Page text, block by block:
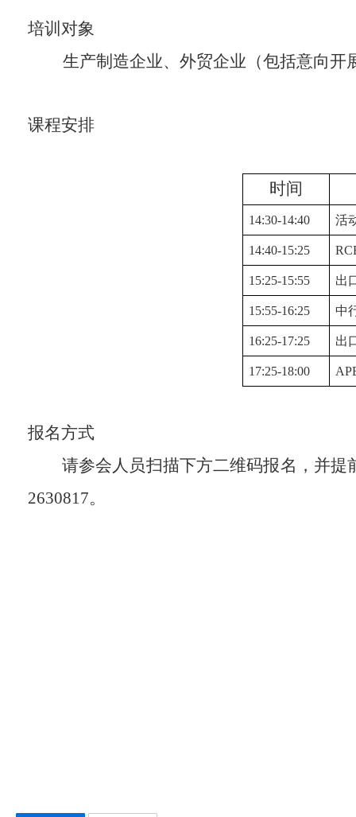
培训 对象
生产制造企业、 外贸企业 （包括意向
课程安排
时间
14:30-14:40 活
14:40-15:25
15:25-15:55 出
15:55-16:25 中
16:25-17:25 出
17:25-18:00
报名方式
请参会人员扫描下方二维码报名，并提
2630817。